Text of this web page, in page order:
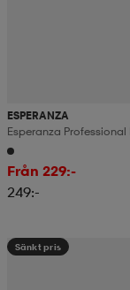
ESPERANZA
Esperanza
Från 229:-
249:-
Sänkt pris